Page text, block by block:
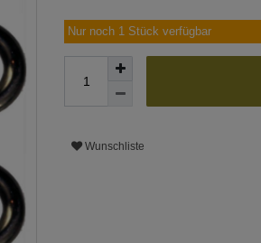
Nur noch 1 Stück verfügbar
Wunschliste